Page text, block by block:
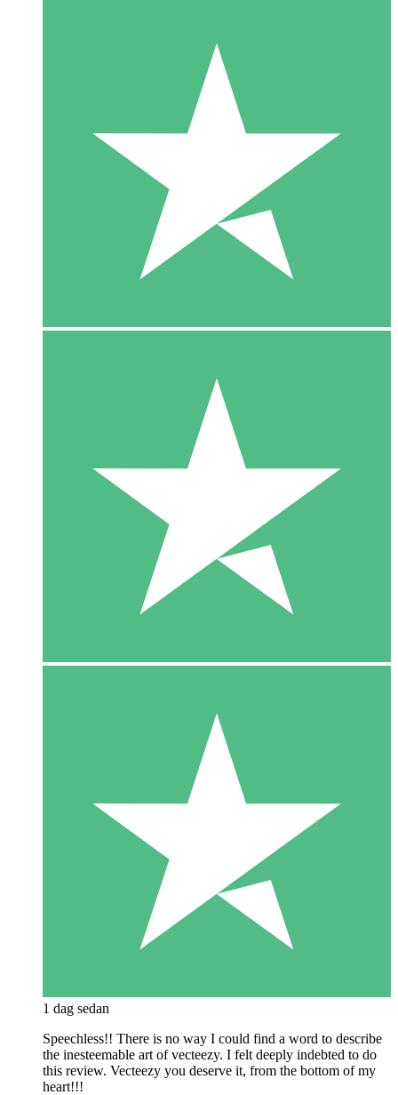
1 dag sedan
Speechless!! There is no way I could find a word to describe
the inesteemable art of vecteezy. I felt deeply indebted to do
this review. Vecteezy you deserve it, from the bottom of my
heart!!!